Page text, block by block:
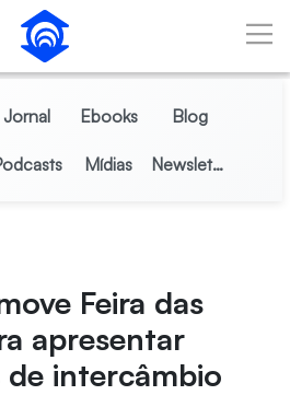
Jornal Ebooks Blog
Mídias Newsletter
Feira das
apresentar
de intercâmbio